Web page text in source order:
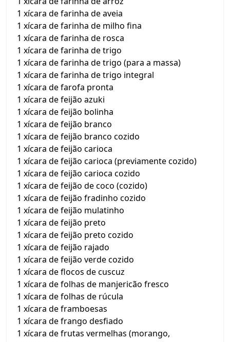
1 xícara de farinha de aveia
1 xícara de farinha de milho fina
1 xícara de farinha de rosca
1 xícara de farinha de trigo
1 xícara de farinha de trigo (para a massa)
1 xícara de farinha de trigo integral
1 xícara de farofa pronta
1 xícara de feijão azuki
1 xícara de feijão bolinha
1 xícara de feijão branco
1 xícara de feijão branco cozido
1 xícara de feijão carioca
1 xícara de feijão carioca (previamente cozido)
1 xícara de feijão carioca cozido
1 xícara de feijão de coco (cozido)
1 xícara de feijão fradinho cozido
1 xícara de feijão mulatinho
1 xícara de feijão preto
1 xícara de feijão preto cozido
1 xícara de feijão rajado
1 xícara de feijão verde cozido
1 xícara de flocos de cuscuz
1 xícara de folhas de manjericão fresco
1 xícara de folhas de rúcula
1 xícara de framboesas
1 xícara de frango desfiado
1 xícara de frutas vermelhas (morango,